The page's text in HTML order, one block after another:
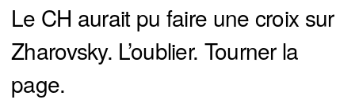
Le CH aurait pu faire une croix sur
Zharovsky. L’oublier. Tourner la
page.